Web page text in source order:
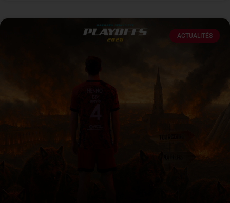
ACTUALITÉS